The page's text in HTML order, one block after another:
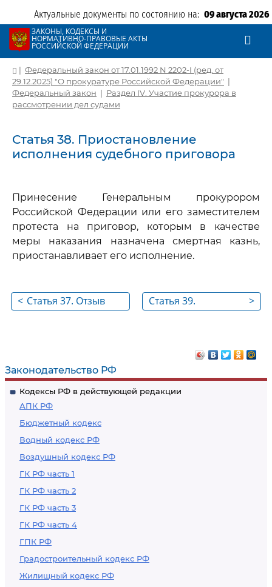
Актуальные документы по состоянию на: 09 августа 2026
ЗАКОНЫ, КОДЕКСЫ И
НОРМАТИВНО-ПРАВОВЫЕ АКТЫ
РОССИЙСКОЙ ФЕДЕРАЦИИ
Законодательство РФ
Кодексы РФ в действующей редакции
АПК РФ
Бюджетный кодекс
Водный кодекс РФ
Воздушный кодекс РФ
ГК РФ часть 1
ГК РФ часть 2
ГК РФ часть 3
ГК РФ часть 4
ГПК РФ
Градостроительный кодекс РФ
Жилищный кодекс РФ
| Федеральный закон от 17.01.1992 N 2202-I (ред. от
29.12.2025) "О прокуратуре Российской Федерации" |
Федеральный закон | Раздел IV. Участие прокурора в
рассмотрении дел судами
Статья 38. Приостановление
исполнения судебного приговора
Принесение Генеральным прокурором
Российской Федерации или его заместителем
протеста на приговор, которым в качестве
меры наказания назначена смертная казнь,
приостанавливает его исполнение.
< Статья 37. Отзыв
>
Статья 39.
разъяснений